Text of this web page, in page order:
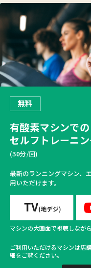
無料
有酸素マシンでの
セルフトレーニ
(30分/回)
最新のランニングマシン、
用いただけます。
マシンの大画面で視聴しなが
ご利用いただけるマシンは店
細をご覧ください。